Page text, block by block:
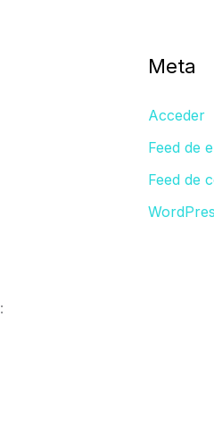
Meta
Acceder
Feed de
Feed de